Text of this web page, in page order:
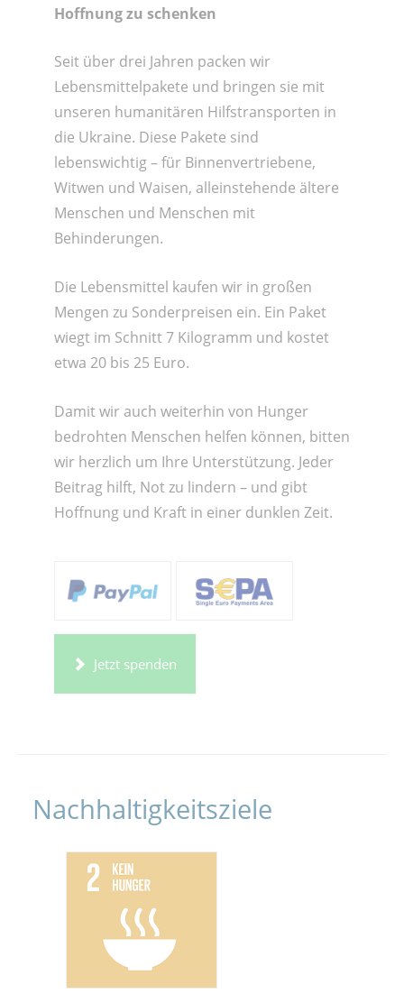
Hoffnung zu schenken
Seit über drei Jahren packen wir
Lebensmittelpakete und bringen sie mit
unseren humanitären Hilfstransporten in
die Ukraine. Diese Pakete sind
lebenswichtig – für Binnenvertriebene,
Witwen und Waisen, alleinstehende ältere
Menschen und Menschen mit
Behinderungen.
Die Lebensmittel kaufen wir in großen
Mengen zu Sonderpreisen ein. Ein Paket
wiegt im Schnitt 7 Kilogramm und kostet
etwa 20 bis 25 Euro.
Damit wir auch weiterhin von Hunger
bedrohten Menschen helfen können, bitten
wir herzlich um Ihre Unterstützung. Jeder
Beitrag hilft, Not zu lindern – und gibt
Hoffnung und Kraft in einer dunklen Zeit.
Jetzt spenden
Nachhaltigkeitsziele